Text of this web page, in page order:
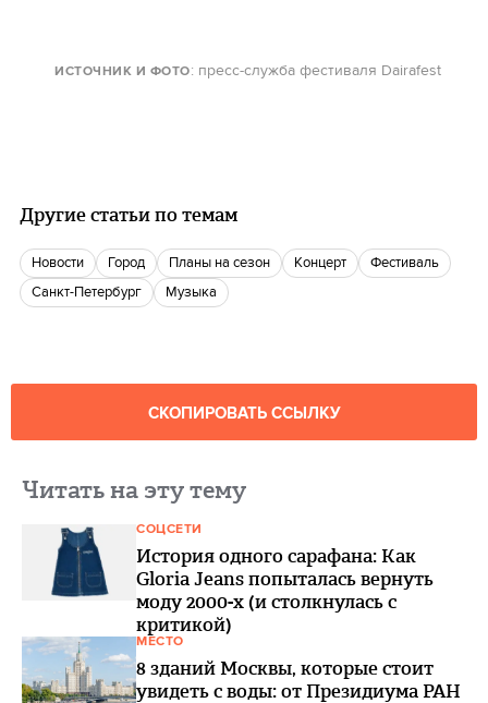
ИСТОЧНИК И ФОТО: пресс-служба фестиваля Dairafest
Другие статьи по темам
новости город Планы на сезон концерт
фестиваль
Санкт-Петербург
музыка
СКОПИРОВАТЬ ССЫЛКУ
Читать на эту тему
СОЦСЕТИ
История одного сарафана: Как
Gloria Jeans попыталась вернуть
моду 2000-х (и столкнулась с
критикой)
МЕСТО
8 зданий Москвы, которые стоит
увидеть с воды: от Президиума РАН